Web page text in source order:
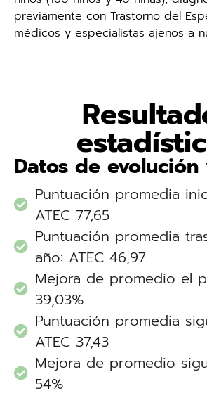
previamente con Trastorno del
médicos y especialistas ajenos a
Datos de
Puntuación promedia
ATEC 77,65
Puntuación promedia
año: ATEC 46,97
Mejora de promedio el
39,03%
Puntuación promedia
ATEC 37,43
Mejora de promedio
54%